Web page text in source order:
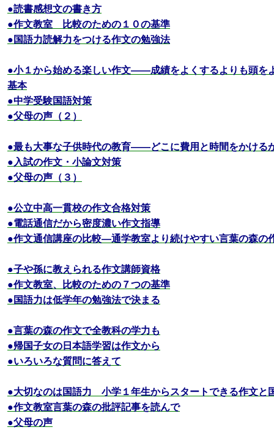
●読書感想文の書き方
●作文教室 比較のための１０の基準
●国語力読解力をつける作文の勉強法
●小１から始める楽しい作文――成績をよくするよりも頭を
基本
●中学受験国語対策
●父母の声（２）
●最も大事な子供時代の教育――どこに費用と時間をかける
●入試の作文・小論文対策
●父母の声（３）
●公立中高一貫校の作文合格対策
●電話通信だから密度濃い作文指導
●作文通信講座の比較―通学教室より続けやすい言葉の森の
●子や孫に教えられる作文講師資格
●作文教室、比較のための７つの基準
●国語力は低学年の勉強法で決まる
●言葉の森の作文で全教科の学力も
●帰国子女の日本語学習は作文から
●いろいろな質問に答えて
●大切なのは国語力 小学１年生からスタートできる作文と
●作文教室言葉の森の批評記事を読んで
●父母の声